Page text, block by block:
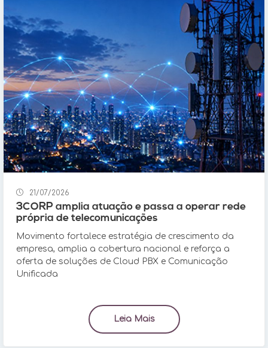
21/07/2026
3CORP amplia atuação e passa a operar rede
própria de telecomunicações
Movimento fortalece estratégia de crescimento da
empresa, amplia a cobertura nacional e reforça a
oferta de soluções de Cloud PBX e Comunicação
Unificada
Leia Mais